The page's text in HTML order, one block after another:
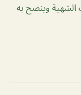
الشهية وينصح به